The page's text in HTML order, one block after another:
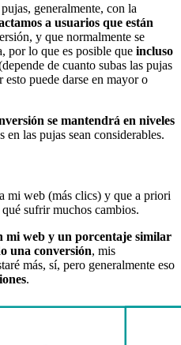
generalmente, con la
a usuarios que están
y que normalmente se
por lo que es posible que incluso
de cuanto subas las pujas
esto puede darse en mayor o
se mantendrá en niveles
en las pujas sean considerables.
mi web (más clics) y que a priori
sufrir muchos cambios.
mi web y un porcentaje similar
una conversión, mis
más, sí, pero generalmente eso
.